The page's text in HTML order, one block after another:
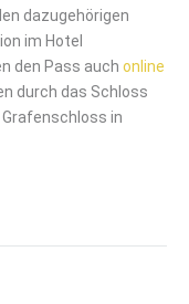
dazugehörigen
im Hotel
den Pass auch online
durch das Schloss
Grafenschloss in